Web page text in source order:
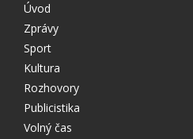
Úvod
Zprávy
Sport
Kultura
Rozhovory
Publicistika
Volný čas